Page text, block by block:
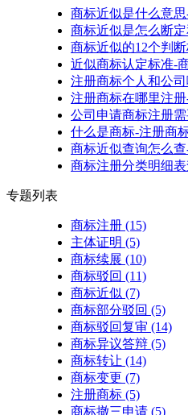
商标近似是什么意
商标近似是怎么断
商标近似的12个判
近似商标认定标准-
注册商标个人和公
注册商标在哪里注
公司申请商标注册
什么是商标-注册商
商标近似查询怎么
商标注册分类明细
专题列表
商标注册 (15)
主体证明 (5)
商标续展 (10)
商标驳回 (11)
商标近似 (7)
商标部分驳回 (5)
商标驳回复审 (14)
商标异议答辩 (5)
商标转让 (14)
商标变更 (7)
注册商标 (5)
商标撤三申请 (5)